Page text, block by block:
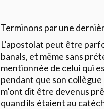
Terminons par une
L’apostolat peut être
banals, et même sans
mentionnée de celui qui
pendant que son
m’ont dit être devenus
quand ils étaient au